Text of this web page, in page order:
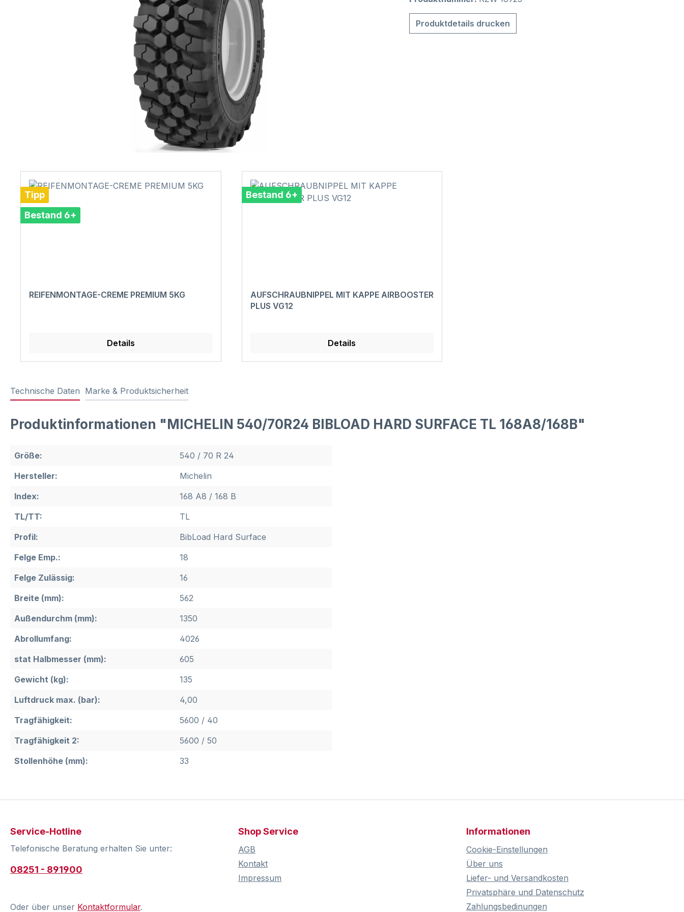
Produktdetails drucken
Tipp
Bestand 6+
REIFENMONTAGE-CREME PREMIUM 5KG
Details
Bestand 6+
AUFSCHRAUBNIPPEL MIT KAPPE AIRBOOSTER
PLUS VG12
Details
Technische Daten Marke & Produktsicherheit
Produktinformationen "MICHELIN 540/70R24 BIBLOAD HARD SURFACE TL 168A8/168B"
Größe:
540 / 70 R 24
Hersteller:
Michelin
Index:
168 A8 / 168 B
TL/TT:
TL
Profil:
BibLoad Hard Surface
Felge Emp.:
18
Felge Zulässig:
16
Breite (mm):
562
Außendurchm (mm):
1350
Abrollumfang:
4026
stat Halbmesser (mm):
605
Gewicht (kg):
135
Luftdruck max. (bar):
4,00
Tragfähigkeit:
5600 / 40
Tragfähigkeit 2:
5600 / 50
Stollenhöhe (mm):
33
Service-Hotline
Telefonische Beratung erhalten Sie unter:
08251 - 891900
Oder über unser Kontaktformular.
Shop Service
AGB
Kontakt
Impressum
Informationen
Cookie-Einstellungen
Über uns
Liefer- und Versandkosten
Privatsphäre und Datenschutz
Zahlungsbedinungen